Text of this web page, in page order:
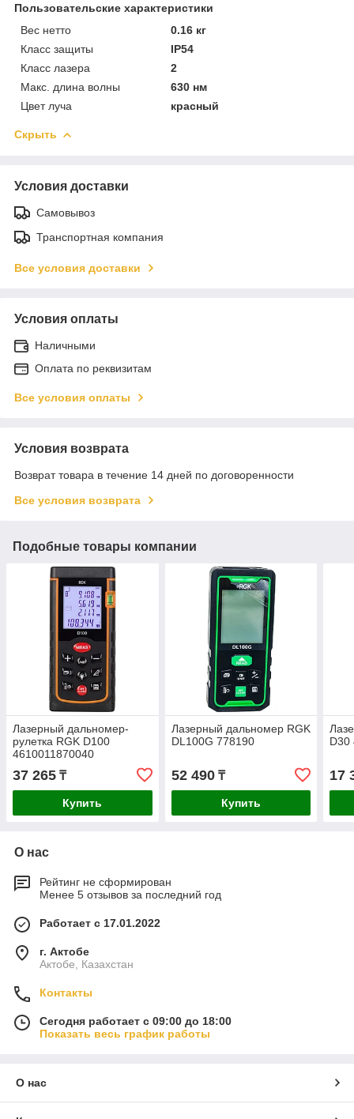
Пользовательские характеристики
Вес нетто
0.16 кг
Класс защиты
IP54
Класс лазера
2
Макс. длина волны
630 нм
Цвет луча
красный
Скрыть
Условия доставки
Самовывоз
Транспортная компания
Все условия доставки
Условия оплаты
Наличными
Оплата по реквизитам
Все условия оплаты
Условия возврата
Возврат товара в течение 14 дней по договоренности
Все условия возврата
Подобные товары компании
Лазерный дальномер-
рулетка RGK D100
4610011870040
37 265 ₸
Купить
Лазерный дальномер RGK
DL100G 778190
52 490₸
Купить
D30
17
О нас
Рейтинг не сформирован
Менее 5 отзывов за последний год
Работает с 17.01.2022
г. Актобе
Актобе, Казахстан
Контакты
Сегодня работает с 09:00 до 18:00
Показать весь график работы
О нас